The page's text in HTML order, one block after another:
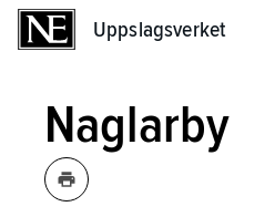
Uppslagsverket
Naglarby